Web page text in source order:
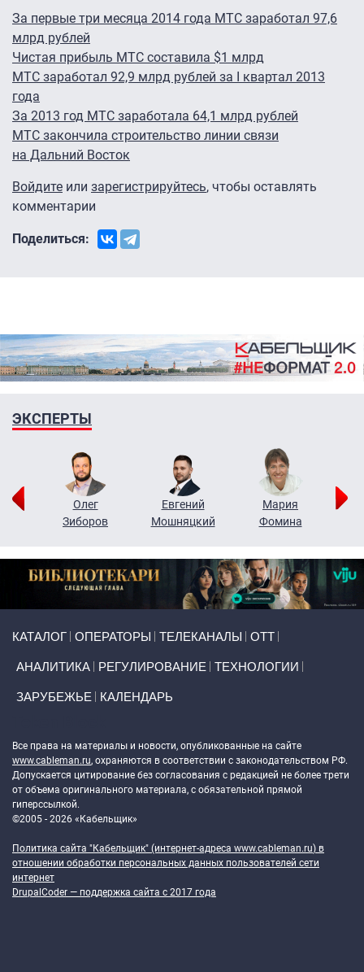
За первые три месяца 2014 года МТС заработал 97,6
млрд рублей
Чистая прибыль МТС составила $1 млрд
МТС заработал 92,9 млрд рублей за I квартал 2013
года
За 2013 год МТС заработала 64,1 млрд рублей
МТС закончила строительство линии связи
на Дальний Восток
Войдите или зарегистрируйтесь, чтобы оставлять
комментарии
Поделиться:
ЭКСПЕРТЫ
Олег
Зиборов
Евгений
Мошняцкий
Мария
Фомина
КАТАЛОГ ОПЕРАТОРЫ ТЕЛЕКАНАЛЫ ОТТ
АНАЛИТИКА РЕГУЛИРОВАНИЕ ТЕХНОЛОГИИ
ЗАРУБЕЖЬЕ КАЛЕНДАРЬ
Все права на материалы и новости, опубликованные на сайте
www.cableman.ru, охраняются в соответствии с законодательством РФ.
Допускается цитирование без согласования с редакцией не более трети
от объема оригинального материала, с обязательной прямой
гиперссылкой.
©2005 - 2026 «Кабельщик»
Политика сайта "Кабельщик" (интернет-адреса www.cableman.ru) в
отношении обработки персональных данных пользователей сети
интернет
DrupalCoder — поддержка сайта c 2017 года